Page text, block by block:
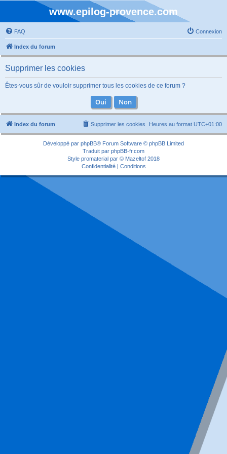
www.epilog-provence.com
FAQ Connexion
Index du forum
Supprimer les cookies
Êtes-vous sûr de vouloir supprimer tous les cookies de ce forum ?
Index du forum Heures au format UTC+01:00
Supprimer les cookies
Développé par phpBB® Forum Software © phpBB Limited
Traduit par phpBB-fr.com
Style promaterial par © Mazeltof 2018
Confidentialité| Conditions